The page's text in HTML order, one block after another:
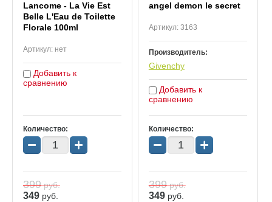
Lancome - La Vie Est
Belle L'Eau de Toilette
Florale 100ml
Артикул: нет
Добавить к
сравнению
Количество:
− +
399руб.
349 руб.
angel demon le secret
Артикул:3163
Производитель:
Givenchy
Добавить к
сравнению
Количество:
− +
399руб.
349 руб.